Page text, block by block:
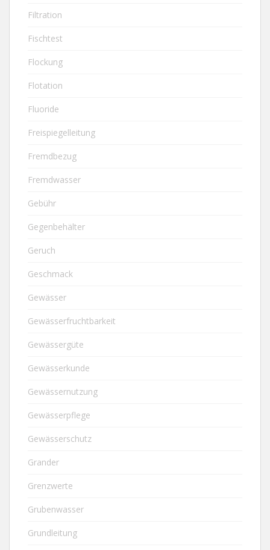
Filtration
Fischtest
Flockung
Flotation
Fluoride
Freispiegelleitung
Fremdbezug
Fremdwasser
Gebühr
Gegenbehälter
Geruch
Geschmack
Gewässer
Gewässerfruchtbarkeit
Gewässergüte
Gewässerkunde
Gewässernutzung
Gewässerpflege
Gewässerschutz
Grander
Grenzwerte
Grubenwasser
Grundleitung